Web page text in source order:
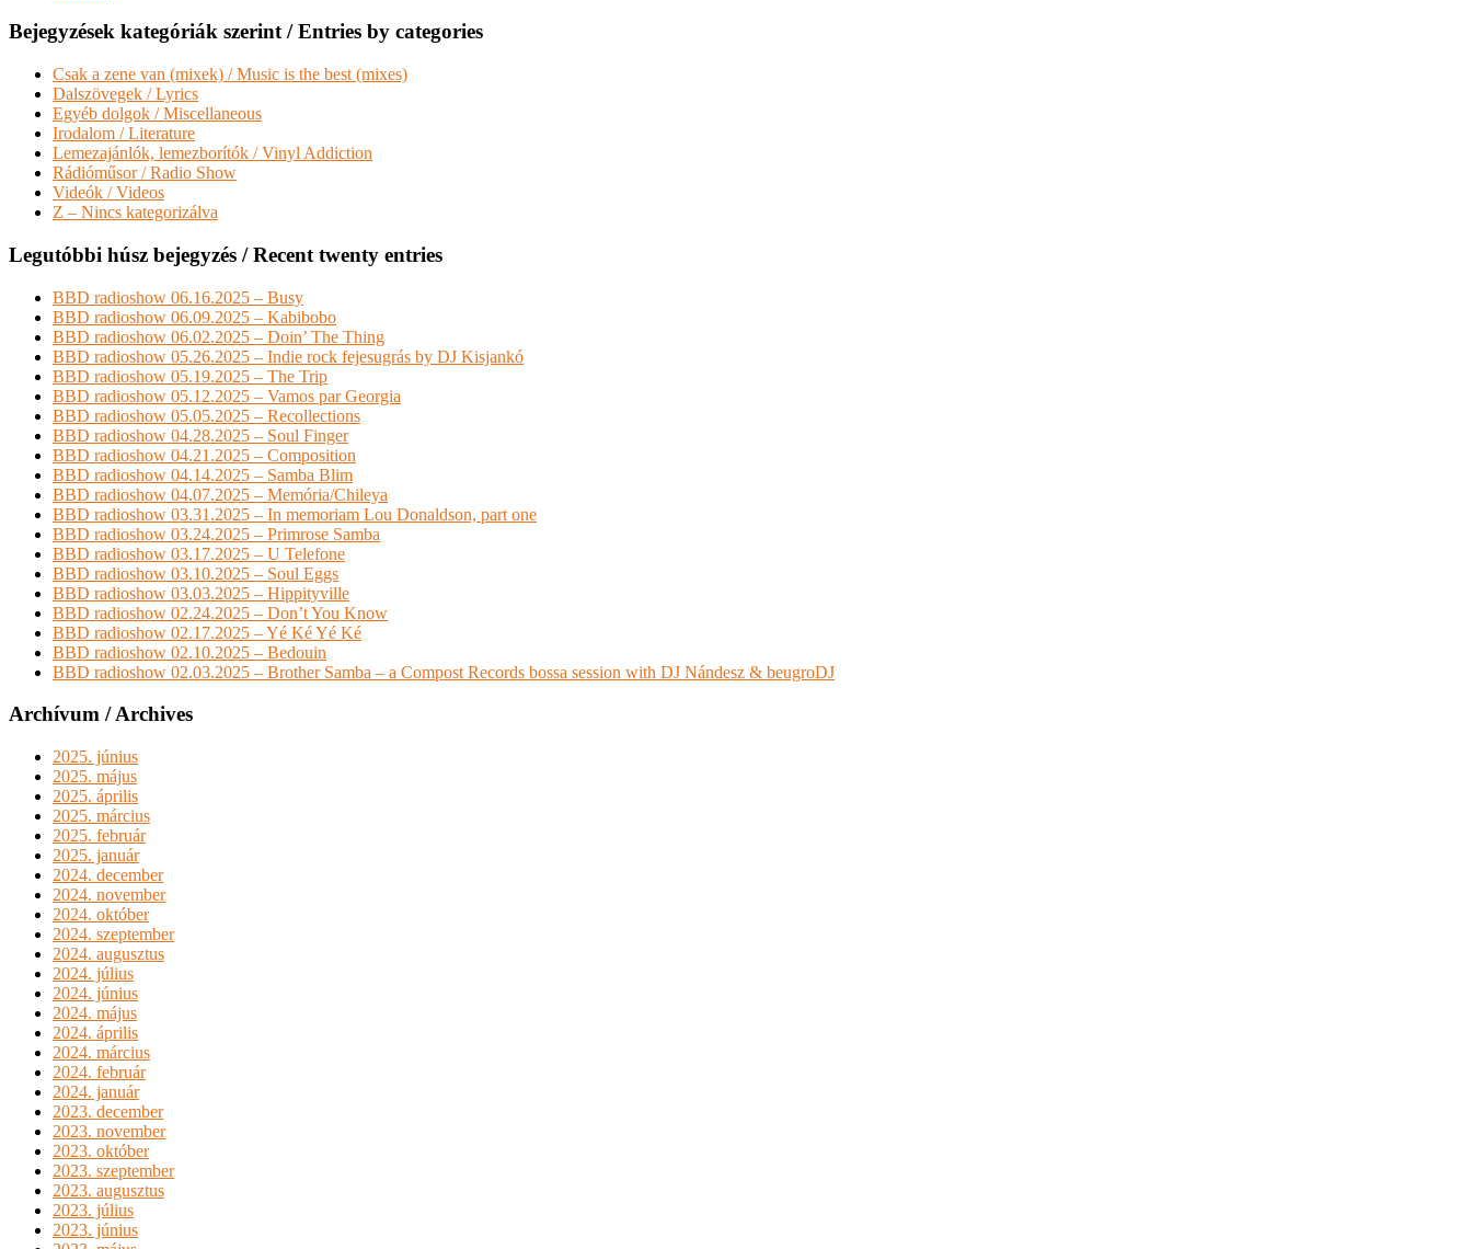
Bejegyzések kategóriák szerint / Entries by categories
Csak a zene van (mixek) / Music is the best (mixes)
Dalszövegek / Lyrics
Egyéb dolgok / Miscellaneous
Irodalom / Literature
Lemezajánlók, lemezborítók / Vinyl Addiction
Rádióműsor / Radio Show
Videók / Videos
Z – Nincs kategorizálva
Legutóbbi húsz bejegyzés / Recent twenty entries
BBD radioshow 06.16.2025 – Busy
BBD radioshow 06.09.2025 – Kabibobo
BBD radioshow 06.02.2025 – Doin’ The Thing
BBD radioshow 05.26.2025 – Indie rock fejesugrás by DJ Kisjankó
BBD radioshow 05.19.2025 – The Trip
BBD radioshow 05.12.2025 – Vamos par Georgia
BBD radioshow 05.05.2025 – Recollections
BBD radioshow 04.28.2025 – Soul Finger
BBD radioshow 04.21.2025 – Composition
BBD radioshow 04.14.2025 – Samba Blim
BBD radioshow 04.07.2025 – Memória/Chileya
BBD radioshow 03.31.2025 – In memoriam Lou Donaldson, part one
BBD radioshow 03.24.2025 – Primrose Samba
BBD radioshow 03.17.2025 – U Telefone
BBD radioshow 03.10.2025 – Soul Eggs
BBD radioshow 03.03.2025 – Hippityville
BBD radioshow 02.24.2025 – Don’t You Know
BBD radioshow 02.17.2025 – Yé Ké Yé Ké
BBD radioshow 02.10.2025 – Bedouin
BBD radioshow 02.03.2025 – Brother Samba – a Compost Records bossa session with DJ Nándesz & beugroDJ
Archívum / Archives
2025. június
2025. május
2025. április
2025. március
2025. február
2025. január
2024. december
2024. november
2024. október
2024. szeptember
2024. augusztus
2024. július
2024. június
2024. május
2024. április
2024. március
2024. február
2024. január
2023. december
2023. november
2023. október
2023. szeptember
2023. augusztus
2023. július
2023. június